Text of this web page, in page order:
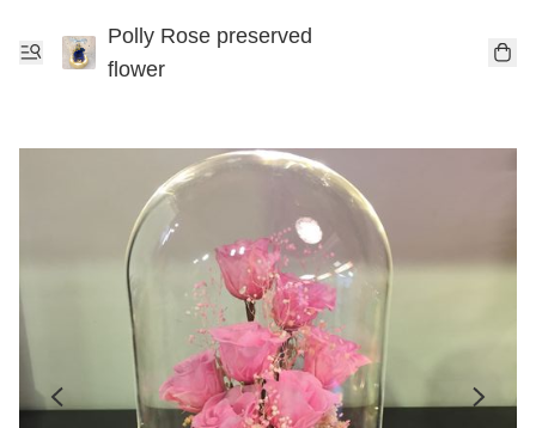
Polly Rose preserved
flower